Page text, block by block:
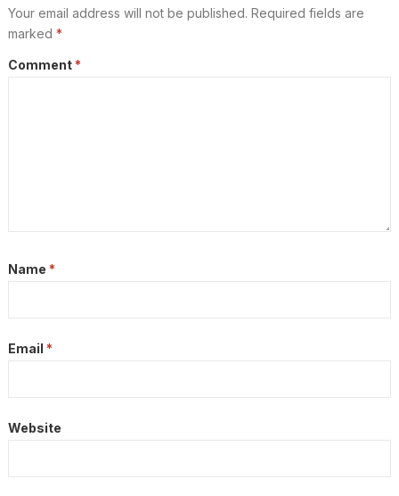
Your email address will not be published. Required fields are
marked *
Comment *
Name *
Email *
Website